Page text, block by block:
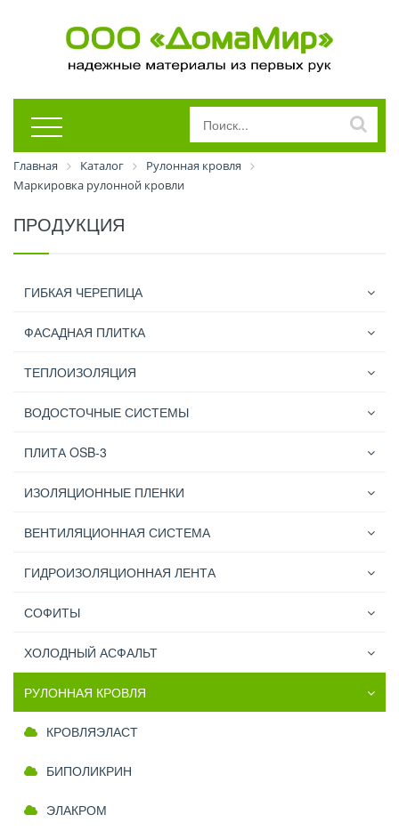
Главная Каталог
Рулонная кровля
Маркировка рулонной кровли
ПРОДУКЦИЯ
ГИБКАЯ ЧЕРЕПИЦА
ФАСАДНАЯ ПЛИТКА
ТЕПЛОИЗОЛЯЦИЯ
ВОДОСТОЧНЫЕ СИСТЕМЫ
ПЛИТА OSB-3
ИЗОЛЯЦИОННЫЕ ПЛЕНКИ
ВЕНТИЛЯЦИОННАЯ СИСТЕМА
ГИДРОИЗОЛЯЦИОННАЯ ЛЕНТА
СОФИТЫ
ХОЛОДНЫЙ АСФАЛЬТ
РУЛОННАЯ КРОВЛЯ
КРОВЛЯЭЛАСТ
БИПОЛИКРИН
ЭЛАКРОМ